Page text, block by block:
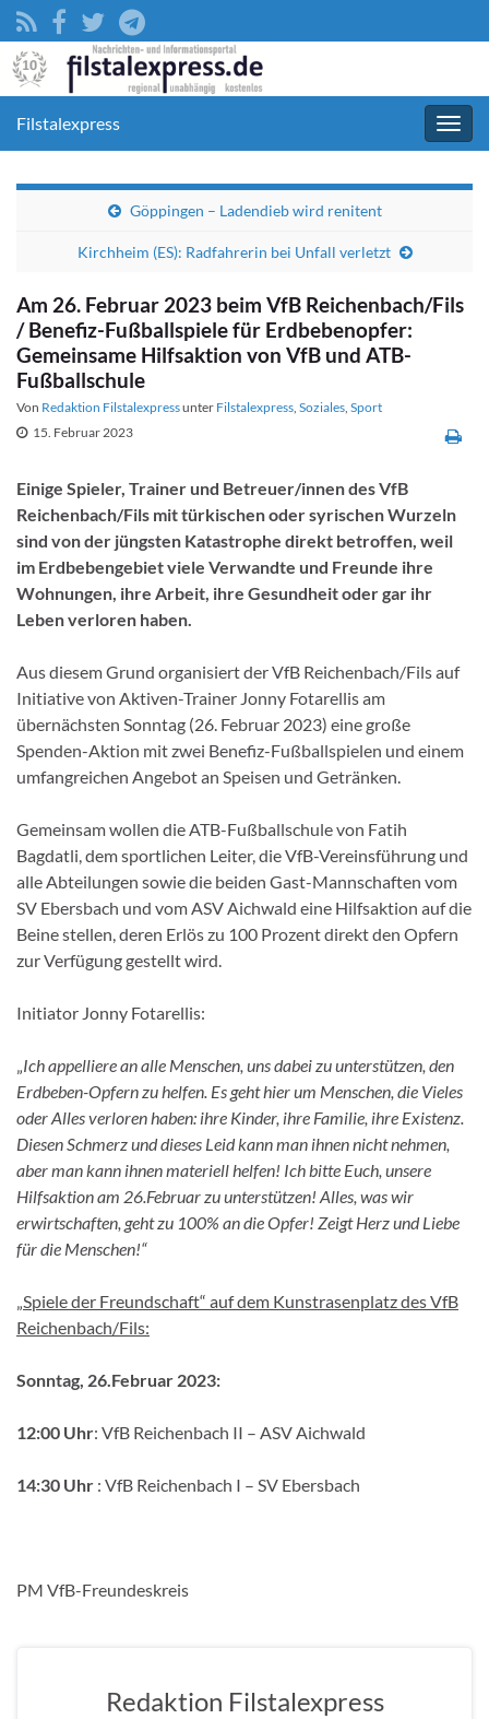
Filstalexpress
Göppingen – Ladendieb wird renitent
Kirchheim (ES): Radfahrerin bei Unfall verletzt
Am 26. Februar 2023 beim VfB Reichenbach/Fils
/ Benefiz-Fußballspiele für Erdbebenopfer:
Gemeinsame Hilfsaktion von VfB und ATB-
Fußballschule
Von Redaktion Filstalexpressunter Filstalexpress, Soziales, Sport
15. Februar 2023
Einige Spieler, Trainer und Betreuer/innen des VfB
Reichenbach/Fils mit türkischen oder syrischen Wurzeln
sind von der jüngsten Katastrophe direkt betroffen, weil
im Erdbebengebiet viele Verwandte und Freunde ihre
Wohnungen, ihre Arbeit, ihre Gesundheit oder gar ihr
Leben verloren haben.
Aus diesem Grund organisiert der VfB Reichenbach/Fils auf
Initiative von Aktiven-Trainer Jonny Fotarellis am
übernächsten Sonntag (26. Februar 2023) eine große
Spenden-Aktion mit zwei Benefiz-Fußballspielen und einem
umfangreichen Angebot an Speisen und Getränken.
Gemeinsam wollen die ATB-Fußballschule von Fatih
Bagdatli, dem sportlichen Leiter, die VfB-Vereinsführung und
alle Abteilungen sowie die beiden Gast-Mannschaften vom
SV Ebersbach und vom ASV Aichwald eine Hilfsaktion auf die
Beine stellen, deren Erlös zu 100 Prozent direkt den Opfern
zur Verfügung gestellt wird.
Initiator Jonny Fotarellis:
„Ich appelliere an alle Menschen, uns dabei zu unterstützen, den
Erdbeben-Opfern zu helfen. Es geht hier um Menschen, die Vieles
oder Alles verloren haben: ihre Kinder, ihre Familie, ihre Existenz.
Diesen Schmerz und dieses Leid kann man ihnen nicht nehmen,
aber man kann ihnen materiell helfen! Ich bitte Euch, unsere
Hilfsaktion am 26.Februar zu unterstützen! Alles, was wir
erwirtschaften, geht zu 100% an die Opfer! Zeigt Herz und Liebe
für die Menschen!“
„Spiele der Freundschaft“ auf dem Kunstrasenplatz des VfB
Reichenbach/Fils:
Sonntag, 26.Februar 2023:
12:00 Uhr: VfB Reichenbach II – ASV Aichwald
14:30 Uhr : VfB Reichenbach I – SV Ebersbach
PM VfB-Freundeskreis
Redaktion Filstalexpress